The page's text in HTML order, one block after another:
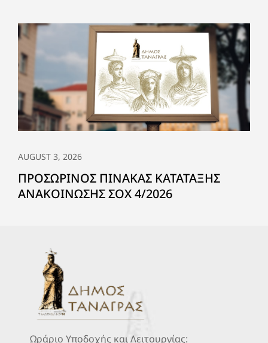
AUGUST 3, 2026
ΠΡΟΣΩΡΙΝΟΣ ΠΙΝΑΚΑΣ ΚΑΤΑΤΑΞΗΣ
ΑΝΑΚΟΙΝΩΣΗΣ ΣΟΧ 4/2026
Ωράριο Υποδοχής και Λειτουργίας: